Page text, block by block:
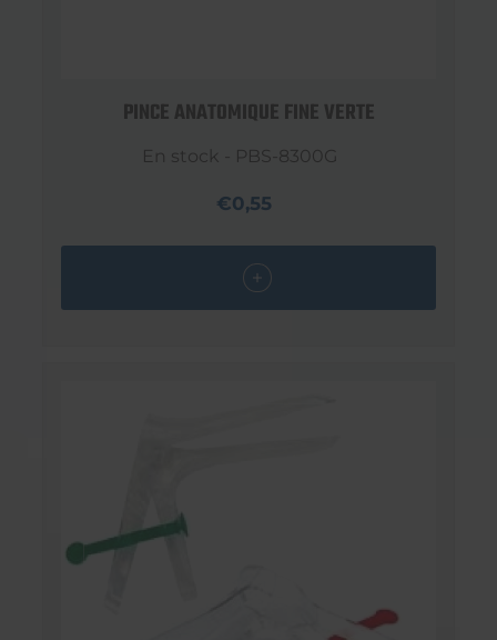
PINCE ANATOMIQUE FINE VERTE
En stock - PBS-8300G
€0,55